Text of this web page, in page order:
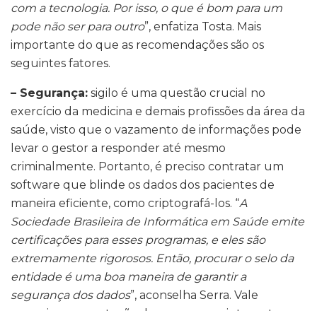
com a tecnologia. Por isso, o que é bom para um
pode não ser para outro”, enfatiza Tosta. Mais
importante do que as recomendações são os
seguintes fatores.
– Segurança: sigilo é uma questão crucial no
exercício da medicina e demais profissões da área da
saúde, visto que o vazamento de informações pode
levar o gestor a responder até mesmo
criminalmente. Portanto, é preciso contratar um
software que blinde os dados dos pacientes de
maneira eficiente, como criptografá-los. “A
Sociedade Brasileira de Informática em Saúde emite
certificações para esses programas, e eles são
extremamente rigorosos. Então, procurar o selo da
entidade é uma boa maneira de garantir a
segurança dos dados”, aconselha Serra. Vale